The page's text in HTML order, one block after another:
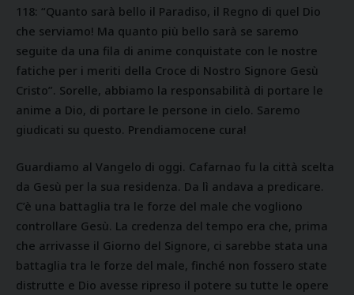
118: “Quanto sarà bello il Paradiso, il Regno di quel Dio
che serviamo! Ma quanto più bello sarà se saremo
seguite da una fila di anime conquistate con le nostre
fatiche per i meriti della Croce di Nostro Signore Gesù
Cristo”. Sorelle, abbiamo la responsabilità di portare le
anime a Dio, di portare le persone in cielo. Saremo
giudicati su questo. Prendiamocene cura!
Guardiamo al Vangelo di oggi. Cafarnao fu la città scelta
da Gesù per la sua residenza. Da lì andava a predicare.
C’è una battaglia tra le forze del male che vogliono
controllare Gesù. La credenza del tempo era che, prima
che arrivasse il Giorno del Signore, ci sarebbe stata una
battaglia tra le forze del male, finché non fossero state
distrutte e Dio avesse ripreso il potere su tutte le opere